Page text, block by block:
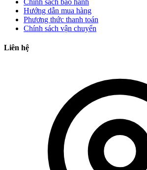
Hướng dẫn mua hàng
Phương thức thanh toán
Chính sách vận chuyển
Liên hệ